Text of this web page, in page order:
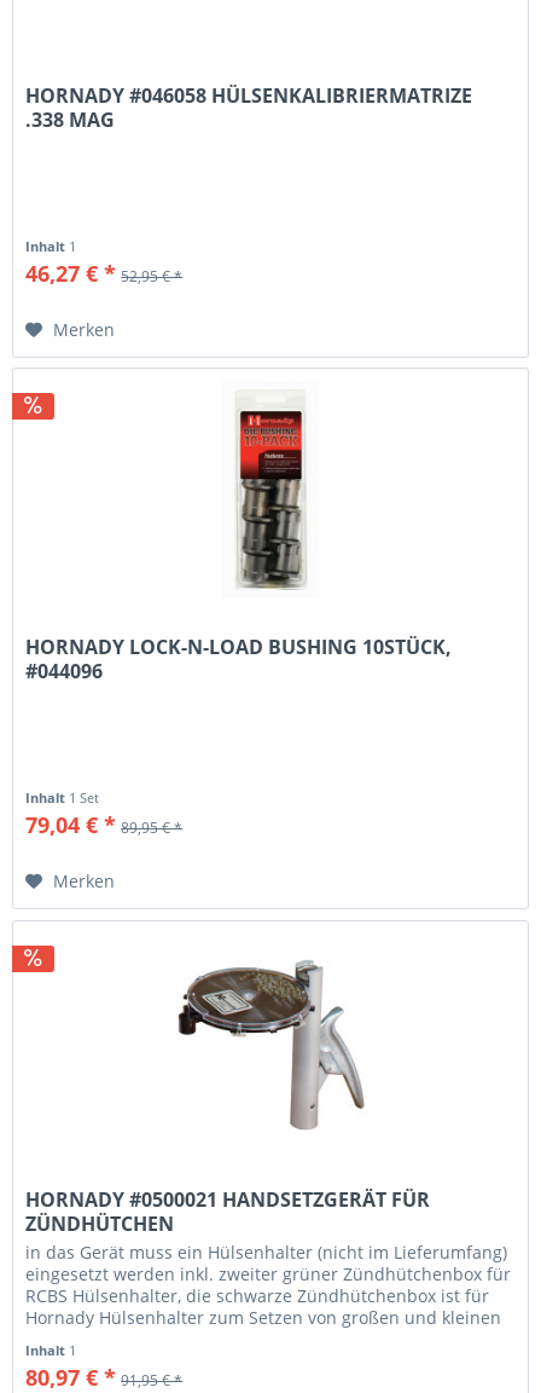
HORNADY #046058 HÜLSENKALIBRIERMATRIZE
.338 MAG
Inhalt 1
46,27 € * 52,95 € *
Merken
HORNADY LOCK-N-LOAD BUSHING 10STÜCK,
#044096
Inhalt 1 Set
79,04 € * 89,95 € *
Merken
HORNADY #0500021 HANDSETZGERÄT FÜR
ZÜNDHÜTCHEN
in das Gerät muss ein Hülsenhalter (nicht im Lieferumfang)
eingesetzt werden inkl. zweiter grüner Zündhütchenbox für
RCBS Hülsenhalter, die schwarze Zündhütchenbox ist für
Hornady Hülsenhalter zum Setzen von großen und kleinen
Inhalt 1
80,97 € * 91,95 € *